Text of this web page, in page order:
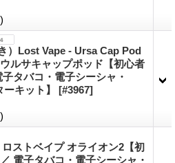
）Lost Vape - Ursa Cap Pod
ルサキャップポッド【初心者
タバコ・電子シーシャ・
キット】 [#3967]
ストベイプ オライオン2【初
電子タバコ・電子シーシャ・